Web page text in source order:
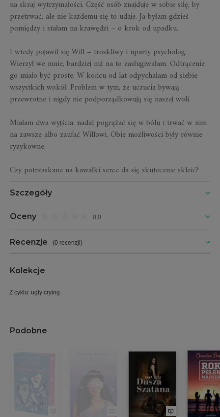
na skraj wytrzymałości. Część osób znajduje w sobie siłę, by
przetrwać, ale nie każdemu się to udaje. Ja byłam gdzieś
pomiędzy i stałam na krawędzi – o krok od upadku.
I wtedy pojawił się Will – troskliwy i uparty psycholog.
Wierzył we mnie, bardziej niż na to zasługiwałam. Odtrącenie
go miało być proste. W końcu od lat odpychałam od siebie
wszystkich wokół. Problem w tym, że uczucia bywają
przewrotne i nigdy nie podporządkowują się naszej woli.
Miałam dwa wyjścia: nadal pogrążać się w bólu i trwać w nim
na zawsze albo zaufać Willowi. Obie możliwości były równie
ryzykowne.
Czy potrzaskane na kawałki serce da się skutecznie skleić?
Szczegóły
Oceny 0,0
Recenzje (0 recenzji)
Kolekcje
Z cyklu: ugly crying
Podobne